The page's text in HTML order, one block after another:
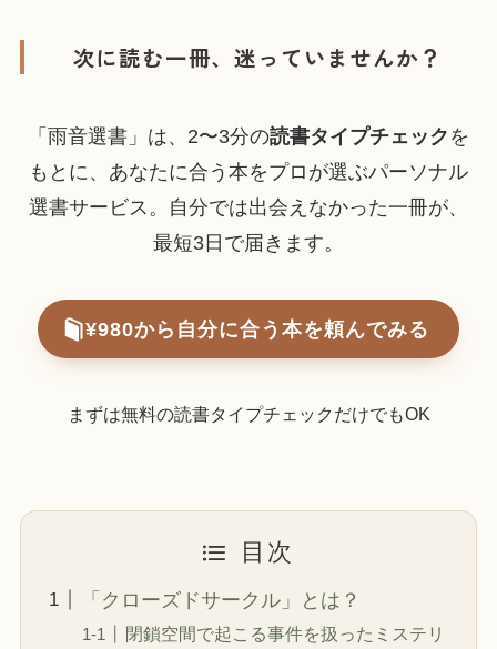
次に読む一冊、迷っていませんか？
「雨音選書」は、2〜3分の読書タイプチェック を
もとに、あなたに合う本をプロが選ぶパーソナル
選書サービス。自分では出会えなかった一冊が、
最短3日で届きます。
¥980から自分に合う本を頼んでみる
まずは無料の読書タイプチェックだけでもOK
目次
「クローズドサークル」とは？
閉鎖空間で起こる事件を扱ったミステリ